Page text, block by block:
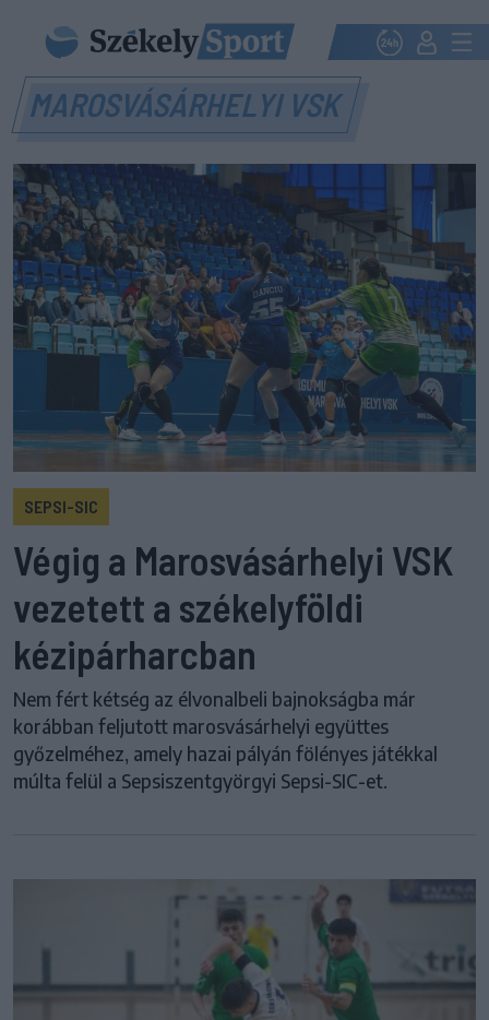
MAROSVÁSÁRHELYI VSK
SEPSI-SIC
Végig a Marosvásárhelyi VSK
vezetett a székelyföldi
kézipárharcban
Nem fért kétség az élvonalbeli bajnokságba már
korábban feljutott marosvásárhelyi együttes
győzelméhez, amely hazai pályán fölényes játékkal
múlta felül a Sepsiszentgyörgyi Sepsi-SIC-et.